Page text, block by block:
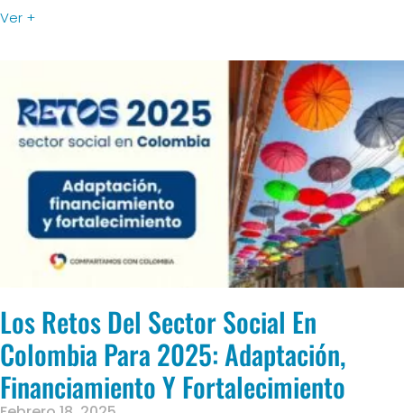
Ver +
Los Retos Del Sector Social En
Colombia Para 2025: Adaptación,
Financiamiento Y Fortalecimiento